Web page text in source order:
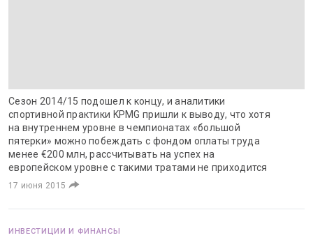
Сезон 2014/15 подошел к концу, и аналитики
спортивной практики KPMG пришли к выводу, что хотя
на внутреннем уровне в чемпионатах «большой
пятерки» можно побеждать с фондом оплаты труда
менее €200 млн, рассчитывать на успех на
европейском уровне с такими тратами не приходится
17 июня 2015
ИНВЕСТИЦИИ И ФИНАНСЫ